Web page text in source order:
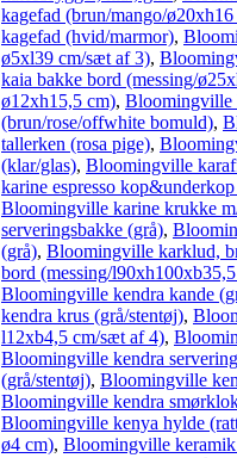
kagefad (brun/mango/
kagefad (hvid/marmor),
ø5xl39 cm/sæt af 3),
kaia bakke bord (messing/
ø12xh15,5 cm), Bloomingville
(brun/rose/offwhite bomuld),
tallerken (rosa pige),
(klar/glas), Bloomingville
karine espresso
Bloomingville karine krukke
serveringsbakke (grå),
(grå), Bloomingville karklud,
bord (messing/
Bloomingville kendra kande
kendra krus (grå/stentøj),
l12xb4,5 cm/sæt af 4),
Bloomingville kendra
(grå/stentøj), Bloomingville
Bloomingville kendra
Bloomingville kenya hylde
ø4 cm), Bloomingville